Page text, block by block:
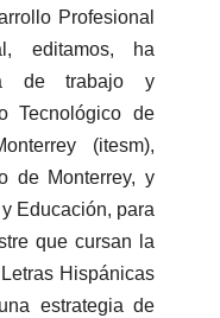
Profesional
editamos, ha
de trabajo y
Tecnológico de
(itesm),
de Monterrey, y
Educación, para
que cursan la
Hispánicas
estrategia de